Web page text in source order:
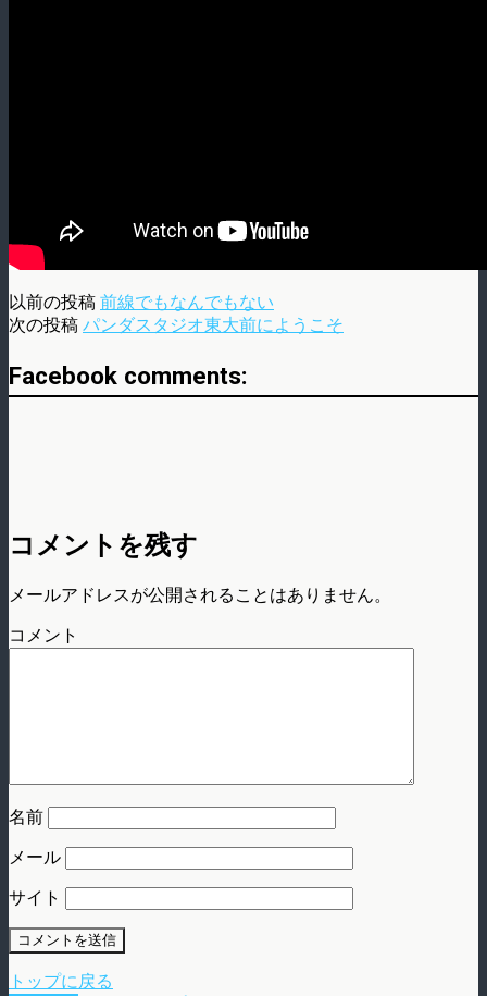
以前の投稿 前線でもなんでもない
次の投稿 パンダスタジオ東大前にようこそ
Facebook comments:
コメントを残す
メールアドレスが公開されることはありません。
コメント
名前
メール
サイト
トップに戻る